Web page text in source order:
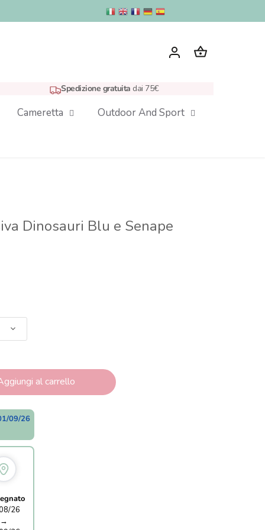
Spedizione gratuita dai 75€
Cameretta Outdoor And Sport
Dinosauri Blu e Senape
al carrello
09/26
26
→